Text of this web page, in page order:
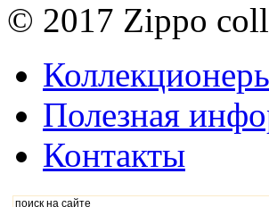
© 2017 Zippo
Полезная
Контакты